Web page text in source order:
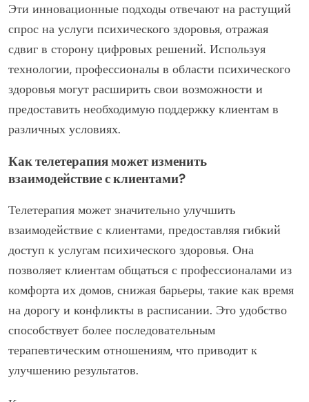
Эти инновационные подходы отвечают на растущий
спрос на услуги психического здоровья, отражая
сдвиг в сторону цифровых решений. Используя
технологии, профессионалы в области психического
здоровья могут расширить свои возможности и
предоставить необходимую поддержку клиентам в
различных условиях.
Как телетерапия может изменить
взаимодействие с клиентами?
Телетерапия может значительно улучшить
взаимодействие с клиентами, предоставляя гибкий
доступ к услугам психического здоровья. Она
позволяет клиентам общаться с профессионалами из
комфорта их домов, снижая барьеры, такие как время
на дорогу и конфликты в расписании. Это удобство
способствует более последовательным
терапевтическим отношениям, что приводит к
улучшению результатов.